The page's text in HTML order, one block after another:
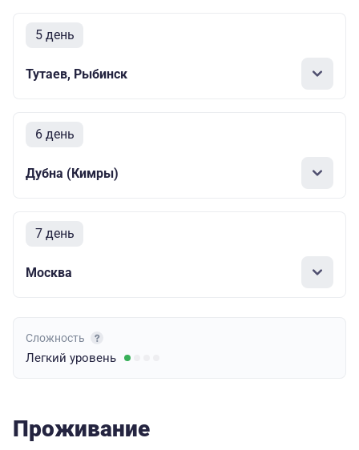
5 день
Тутаев, Рыбинск
6 день
Дубна (Кимры)
7 день
Москва
Сложность
Легкий уровень
Проживание